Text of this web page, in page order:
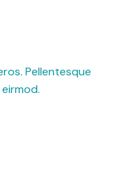
Pellentesque